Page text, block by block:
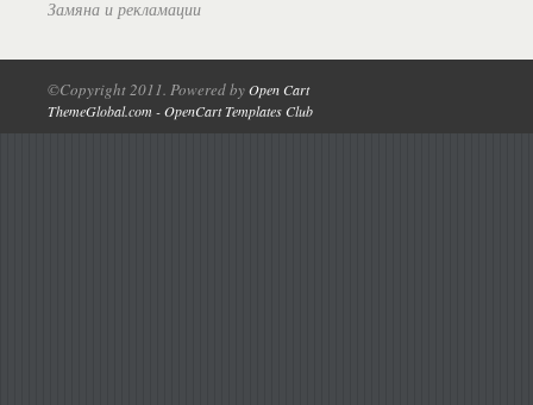
Замяна и рекламации
©Copyright 2011. Powered byOpen Cart
ThemeGlobal.com - OpenCart Templates Club